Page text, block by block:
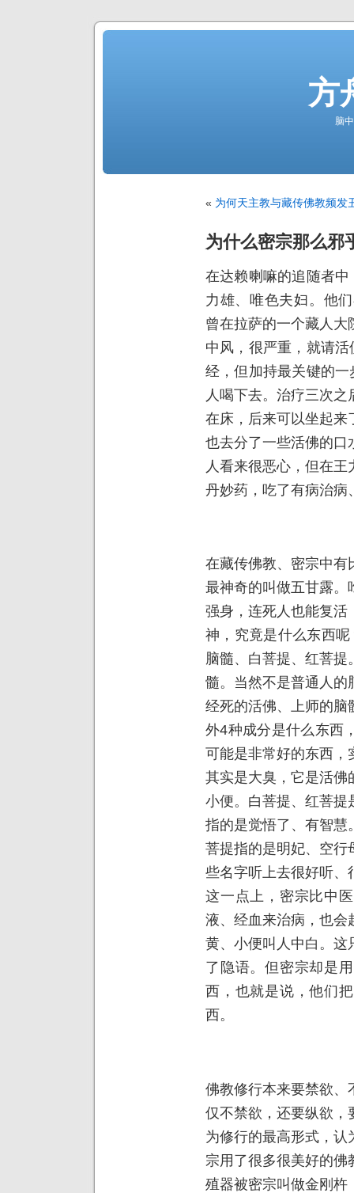
方
脑
« 为何天主教与藏传佛教频发
为什么密宗那么邪
在达赖喇嘛的追随者中
力雄、唯色夫妇。他
曾在拉萨的一个藏人
中风，很严重，就请活
经，但加持最关键的一
人喝下去。治疗三次
在床，后来可以坐起来
也去分了一些活佛的口
人看来很恶心，但在
丹妙药，吃了有病治病
在藏传佛教、密宗中有
最神奇的叫做五甘露。
强身，连死人也能复活
神，究竟是什么东西
脑髓、白菩提、红菩
髓。当然不是普通人的
经死的活佛、上师的脑
外4种成分是什么东西
可能是非常好的东西，
其实是大臭，它是活佛
小便。白菩提、红菩提
指的是觉悟了、有智慧
菩提指的是明妃、空行
些名字听上去很好听、
这一点上，密宗比中
液、经血来治病，也会
黄、小便叫人中白。这
了隐语。但密宗却是
西，也就是说，他们
西。
佛教修行本来要禁欲、
仅不禁欲，还要纵欲，
为修行的最高形式，
宗用了很多很美好的
殖器被密宗叫做金刚杵